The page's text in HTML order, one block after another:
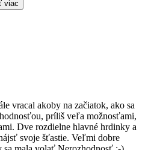
viac
vracal akoby na začiatok, ako sa
príliš veľa možnosťami,
Dve rozdielne hlavné hrdinky a
svoje šťastie. Veľmi dobre